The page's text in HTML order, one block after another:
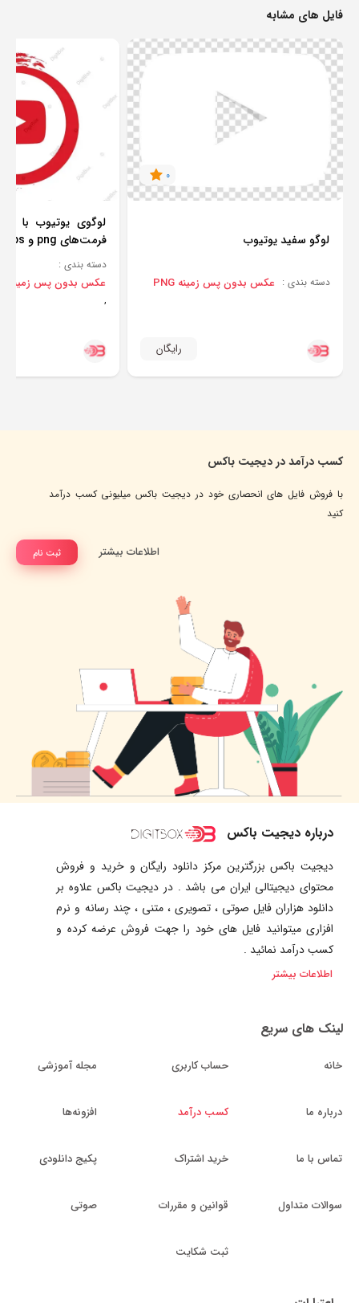
فایل های مشابه
0
لوگو سفید یوتیوب
دسته بندی : عکس بدون پس زمینه PNG
رایگان
لوگوی یوتیوب با
فرمت‌های png و eps
دسته بندی :
عکس بدون پس زمینه PNG
,
کسب درآمد در دیجیت باکس
با فروش فایل های انحصاری خود در دیجیت باکس میلیونی کسب درآمد
کنید
ثبت نام اطلاعات بیشتر
درباره دیجیت باکس
دیجیت باکس بزرگترین مرکز دانلود رایگان و خرید و فروش
محتوای دیجیتالی ایران می باشد . در دیجیت باکس علاوه بر
دانلود هزاران فایل صوتی ، تصویری ، متنی ، چند رسانه و نرم
افزاری میتوانید فایل های خود را جهت فروش عرضه کرده و
کسب درآمد نمائید .
اطلاعات بیشتر
لینک های سریع
خانه
درباره ما
تماس با ما
سوالات متداول
حساب کاربری
کسب درآمد
خرید اشتراک
قوانین و مقررات
ثبت شکایت
مجله آموزشی
افزونه‌ها
پکیج دانلودی
صوتی